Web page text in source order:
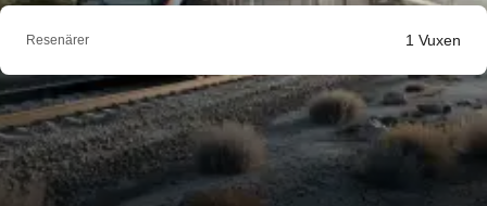
Resenärer 1 Vuxen